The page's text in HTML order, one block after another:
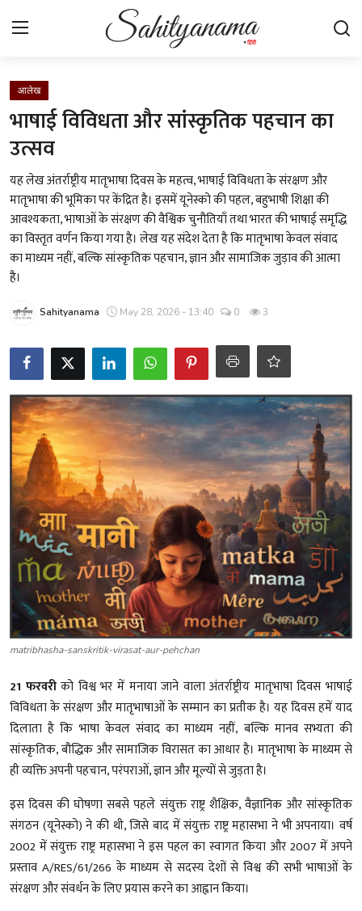
स्वतंत्रता सेनानी
साहित्य समाचार
होम
कहानी
शख्सियत
धरोहर
यात्रावृत्तांत
उपन्यास
सिनेमा
शायरी
ग़ज़ल
आलेख
भाषाई विविधता और सांस्कृतिक पहचान का
उत्सव
यह लेख अंतर्राष्ट्रीय मातृभाषा दिवस के महत्व, भाषाई विविधता के संरक्षण और
मातृभाषा की भूमिका पर केंद्रित है। इसमें यूनेस्को की पहल, बहुभाषी शिक्षा की
आवश्यकता, भाषाओं के संरक्षण की वैश्विक चुनौतियाँ तथा भारत की भाषाई समृद्धि
का विस्तृत वर्णन किया गया है। लेख यह संदेश देता है कि मातृभाषा केवल संवाद
का माध्यम नहीं, बल्कि सांस्कृतिक पहचान, ज्ञान और सामाजिक जुड़ाव की आत्मा
है।
Sahityanama May 28, 2026 - 13:40 0 3
matribhasha-sanskritik-virasat-aur-pehchan
21 फरवरीको विश्व भर में मनाया जाने वाला अंतर्राष्ट्रीय मातृभाषा दिवस भाषाई
विविधता के संरक्षण और मातृभाषाओं के सम्मान का प्रतीक है। यह दिवस हमें याद
दिलाता है कि भाषा केवल संवाद का माध्यम नहीं, बल्कि मानव सभ्यता की
सांस्कृतिक, बौद्धिक और सामाजिक विरासत का आधार है। मातृभाषा के माध्यम से
ही व्यक्ति अपनी पहचान, परंपराओं, ज्ञान और मूल्यों से जुड़ता है।
इस दिवस की घोषणा सबसे पहले संयुक्त राष्ट्र शैक्षिक, वैज्ञानिक और सांस्कृतिक
संगठन (यूनेस्को) ने की थी, जिसे बाद में संयुक्त राष्ट्र महासभा ने भी अपनाया। वर्ष
2002 में संयुक्त राष्ट्र महासभा ने इस पहल का स्वागत किया और 2007 में अपने
प्रस्ताव A/RES/61/266 के माध्यम से सदस्य देशों से विश्व की सभी भाषाओं के
संरक्षण और संवर्धन के लिए प्रयास करने का आह्वान किया।